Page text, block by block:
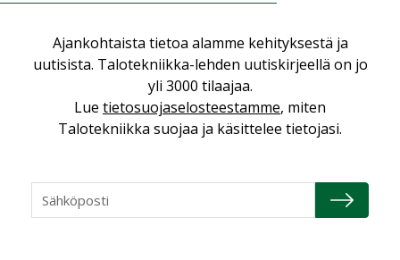
KOLUMNI
Sähköistäminen säästää euroja
KOLUMNI
Yli miljoona kotia on vailla toimivaa
ilmanvaihtoa
Miten varmistetaan EPD-dokumenteista
saatavien tietojen vertailukelpoisuus?
KOLUMNI
Ajankohtaista tietoa alamme kehityksestä ja
uutisista. Talotekniikka-lehden uutiskirjeellä on jo
yli 3000 tilaajaa.
Lue tietosuojaselosteestamme, miten
Talotekniikka suojaa ja käsittelee tietojasi.